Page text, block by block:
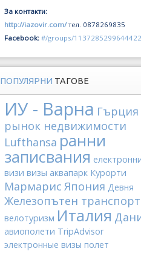
За контакти:
http://iazovir.com/ тел. 0878269835
Facebook: #/groups/
ПОПУЛЯРНИ ТАГОВЕ
ИУ - Варна Гърция
рынок недвижимости
Lufthansa ранни
записвания
визи визы аквапарк Курорти
Мармарис Япония Девня
Железопътен транспорт
велотуризм Италия
авиополети TripAdvisor
электронные визы полет